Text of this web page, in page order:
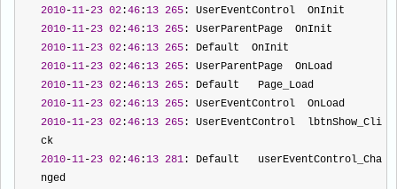
2010-11-23 02:46:13 265: UserEventControl  OnInit
2010-11-23 02:46:13 265: UserParentPage  OnInit
2010-11-23 02:46:13 265: Default  OnInit
2010-11-23 02:46:13 265: UserParentPage  OnLoad
2010-11-23 02:46:13 265: Default   Page_Load
2010-11-23 02:46:13 265: UserEventControl  OnLoad
2010-11-23 02:46:13 265: UserEventControl  lbtnShow_Cli
ck
2010-11-23 02:46:13 281: Default   userEventControl_Cha
nged